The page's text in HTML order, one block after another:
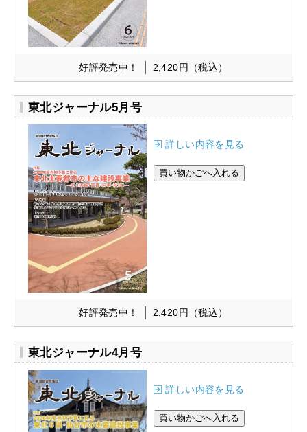
好評発売中！ 2,420円 （税込）
東北ジャーナル5月号
詳しい内容を見る
好評発売中！ 2,420円 （税込）
東北ジャーナル4月号
詳しい内容を見る